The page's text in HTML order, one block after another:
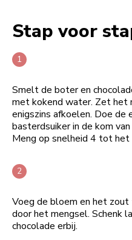
Stap voor
Smelt de boter en
met kokend water. Zet het
enigszins afkoelen. Doe de
basterdsuiker in de kom
Meng op snelheid 4 tot het
Voeg de bloem en het
door het mengsel. Schenk
chocolade erbij.